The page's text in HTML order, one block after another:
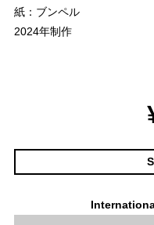
紙：ブンペル
2024年制作